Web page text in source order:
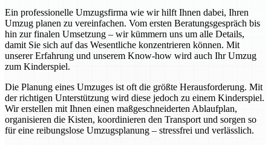
Ein professionelle Umzugsfirma wie wir hilft Ihnen dabei, Ihren
Umzug planen zu vereinfachen. Vom ersten Beratungsgespräch bis
hin zur finalen Umsetzung – wir kümmern uns um alle Details,
damit Sie sich auf das Wesentliche konzentrieren können. Mit
unserer Erfahrung und unserem Know-how wird auch Ihr Umzug
zum Kinderspiel.
Die Planung eines Umzuges ist oft die größte Herausforderung. Mit
der richtigen Unterstützung wird diese jedoch zu einem Kinderspiel.
Wir erstellen mit Ihnen einen maßgeschneiderten Ablaufplan,
organisieren die Kisten, koordinieren den Transport und sorgen so
für eine reibungslose Umzugsplanung – stressfrei und verlässlich.